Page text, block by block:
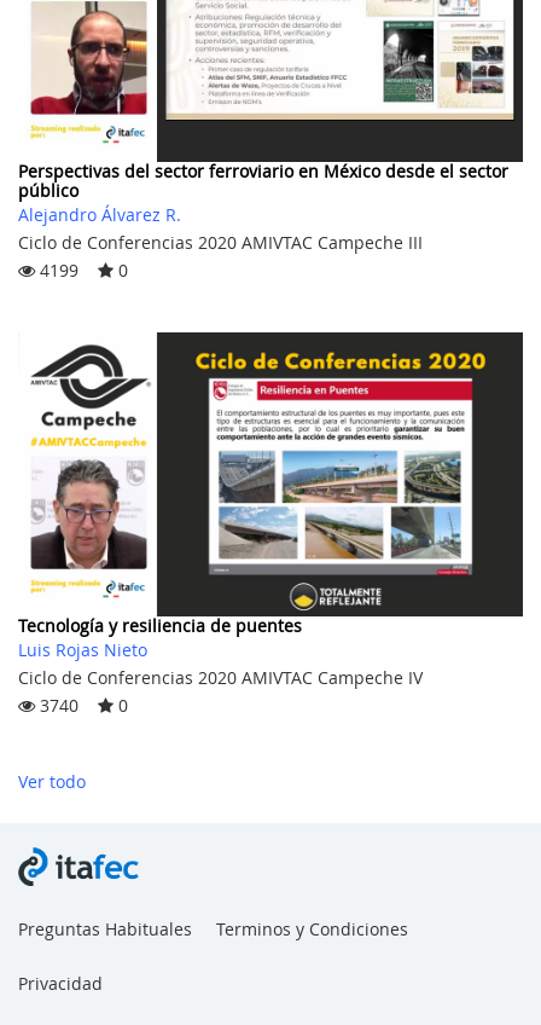
Perspectivas del sector ferroviario en México desde el sector
público
Alejandro Álvarez R.
Ciclo de Conferencias 2020 AMIVTAC Campeche III
4199
0
Tecnología y resiliencia de puentes
Luis Rojas Nieto
Ciclo de Conferencias 2020 AMIVTAC Campeche IV
3740
0
Ver todo
Preguntas Habituales Terminos y Condiciones
Privacidad